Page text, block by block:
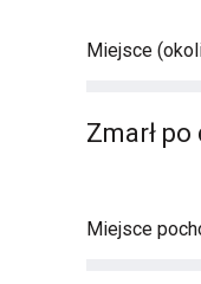
Miejsce
Zmarł
Miejsce